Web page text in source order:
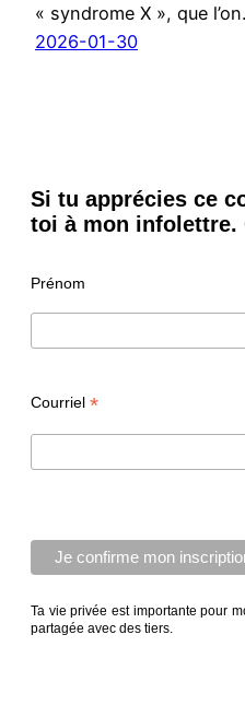
« syndrome X », que
2026-01-30
Si tu apprécies ce
toi à mon infolettre.
Prénom
Courriel *
Ta vie privée est importante pour
partagée avec des tiers.